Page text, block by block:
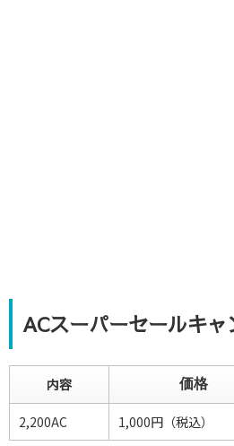
ACスーパーセールキ
内容 価格
2,200AC 1,000円（税込）